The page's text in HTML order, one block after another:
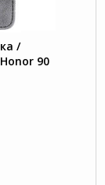
/
90